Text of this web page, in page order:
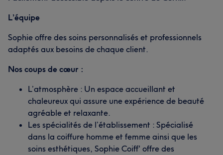
L’équipe
Sophie offre des soins personnalisés et professionnels
adaptés aux besoins de chaque client.
Nos coups de cœur :
L’atmosphère : Un espace accueillant et
chaleureux qui assure une expérience de beauté
agréable et relaxante.
Les spécialités de l’établissement : Spécialisé
dans la coiffure homme et femme ainsi que les
soins esthétiques, Sophie Coiff' offre des